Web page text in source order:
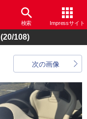
検索 Impressサイト
(20/108)
次の画像